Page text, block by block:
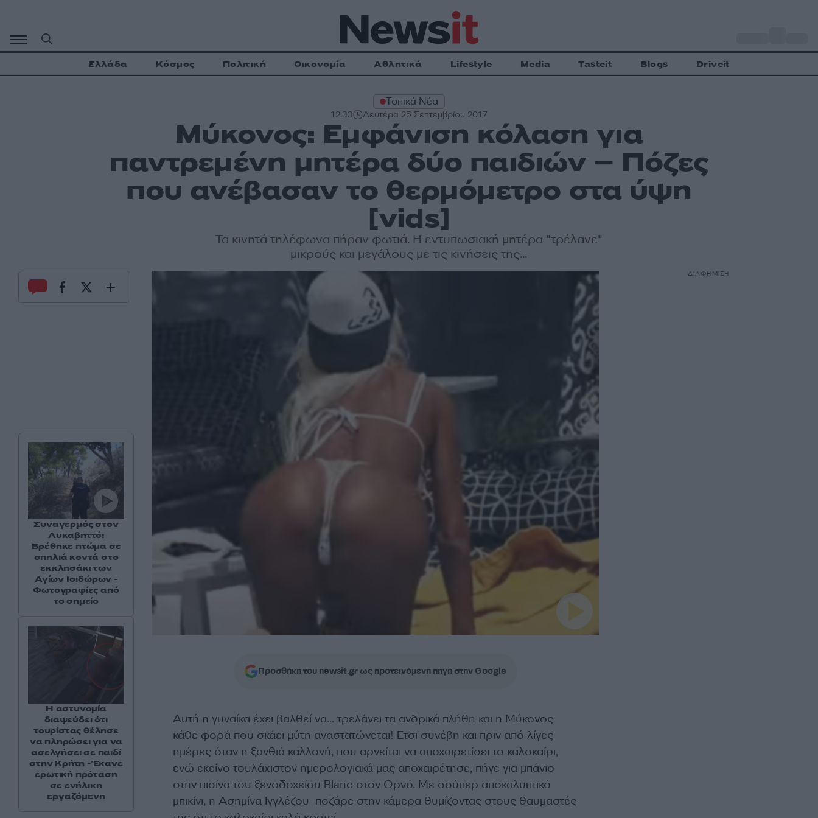
περιεχόμενο
Ελλάδα Κόσμος Πολιτική Οικονομία Αθλητικά Lifestyle Media Tasteit Blogs Driveit
Τοπικά Νέα
12:33 Δευτέρα 25 Σεπτεμβρίου 2017
Μύκονος: Εμφάνιση κόλαση για
παντρεμένη μητέρα δύο παιδιών – Πόζες
που ανέβασαν το θερμόμετρο στα ύψη
[vids]
Τα κινητά τηλέφωνα πήραν φωτιά. Η εντυπωσιακή μητέρα "τρέλανε"
μικρούς και μεγάλους με τις κινήσεις της...
Προσθήκη του newsit.gr ως προτεινόμενη πηγή στην Google
Αυτή η γυναίκα έχει βαλθεί να… τρελάνει τα ανδρικά πλήθη και η Μύκονος
κάθε φορά που σκάει μύτη αναστατώνεται! Ετσι συνέβη και πριν από λίγες
ημέρες όταν η ξανθιά καλλονή, που αρνείται να αποχαιρετίσει το καλοκαίρι,
ενώ εκείνο τουλάχιστον ημερολογιακά μας αποχαιρέτησε, πήγε για μπάνιο
στην πισίνα του ξενοδοχείου Blanc στον Ορνό. Με σούπερ αποκαλυπτικό
μπικίνι, η Ασημίνα Ιγγλέζου ποζάρε στην κάμερα θυμίζοντας στους θαυμαστές
Συναγερμός στον
Λυκαβηττό:
Βρέθηκε πτώμα σε
σπηλιά κοντά στο
εκκλησάκι των
Αγίων Ισιδώρων -
Φωτογραφίες από
το σημείο
Η αστυνομία
διαψεύδει ότι
τουρίστας θέλησε
να πληρώσει για να
ασελγήσει σε παιδί
στην Κρήτη - Έκανε
ερωτική πρόταση
σε ενήλικη
εργαζόμενη
ΔΙΑΦΗΜΙΣΗ